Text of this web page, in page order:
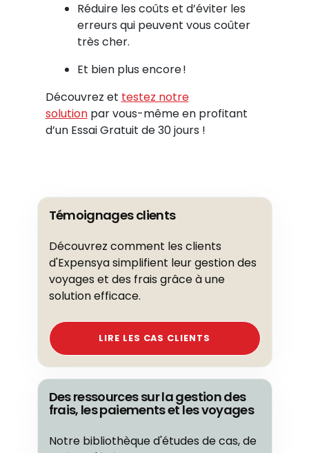
Réduire les coûts et d’éviter les
erreurs qui peuvent vous coûter
très cher.
Et bien plus encore !
Découvrez et testez notre
solutionpar vous-même en profitant
d’un Essai Gratuit de 30 jours !
Témoignages clients
Découvrez comment les clients
d'Expensya simplifient leur gestion des
voyages et des frais grâce à une
solution efficace.
LIRE LES CAS CLIENTS
Des ressources sur la gestion des
frais, les paiements et les voyages
Notre bibliothèque d'études de cas, de